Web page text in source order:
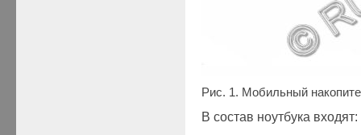
Рис. 1. Мобильный
В состав ноутбука входят: